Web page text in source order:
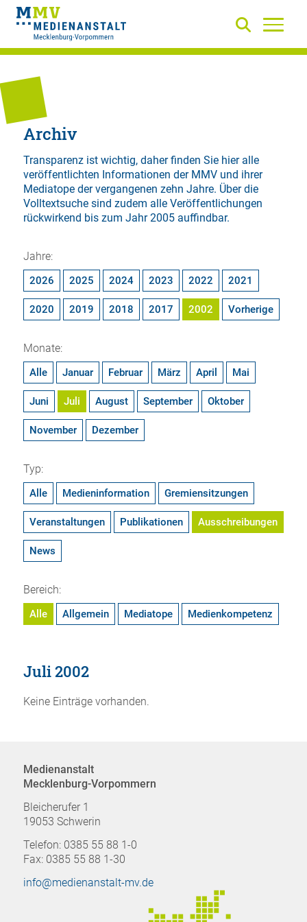
Archiv
Transparenz ist wichtig, daher finden Sie hier alle
veröffentlichten Informationen der MMV und ihrer
Mediatope der vergangenen zehn Jahre. Über die
Volltextsuchesind zudem alle Veröffentlichungen
rückwirkend bis zum Jahr 2005 auffindbar.
Jahre:
2026 2025 2024 2023 2022 2021
2020 2019 2018 2017 2002 Vorherige
Monate:
Alle Januar Februar März April Mai
Juni Juli August September Oktober
November Dezember
Typ:
Alle Medieninformation Gremiensitzungen
Veranstaltungen Publikationen Ausschreibungen
News
Bereich:
Alle Allgemein Mediatope Medienkompetenz
Juli 2002
Keine Einträge vorhanden.
Medienanstalt
Mecklenburg-Vorpommern
Bleicherufer 1
19053 Schwerin
Telefon: 0385 55 88 1-0
Fax: 0385 55 88 1-30
info@medienanstalt-mv.de